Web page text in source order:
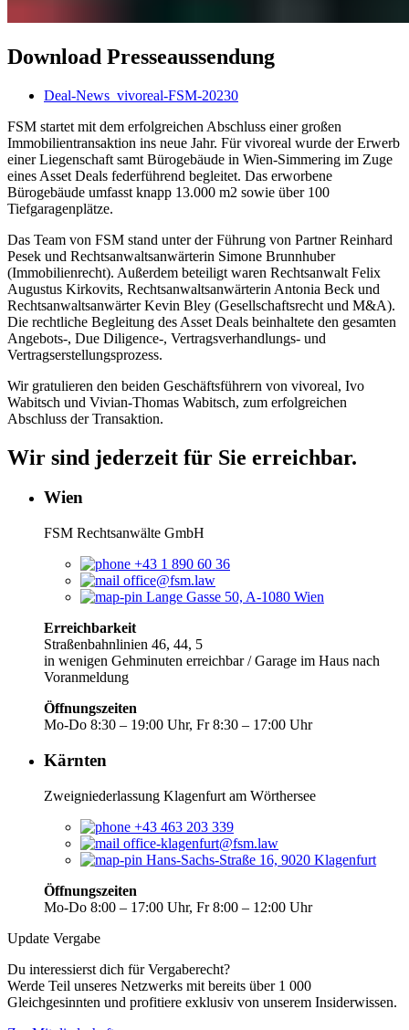
Download Presseaussendung
Deal-News_vivoreal-FSM-20230
FSM startet mit dem erfolgreichen Abschluss einer großen
Immobilientransaktion ins neue Jahr. Für vivoreal wurde der Erwerb
einer Liegenschaft samt Bürogebäude in Wien-Simmering im Zuge
eines Asset Deals federführend begleitet. Das erworbene
Bürogebäude umfasst knapp 13.000 m2 sowie über 100
Tiefgaragenplätze.
Das Team von FSM stand unter der Führung von Partner Reinhard
Pesek und Rechtsanwaltsanwärterin Simone Brunnhuber
(Immobilienrecht). Außerdem beteiligt waren Rechtsanwalt Felix
Augustus Kirkovits, Rechtsanwaltsanwärterin Antonia Beck und
Rechtsanwaltsanwärter Kevin Bley (Gesellschaftsrecht und M&A).
Die rechtliche Begleitung des Asset Deals beinhaltete den gesamten
Angebots-, Due Diligence-, Vertragsverhandlungs- und
Vertragserstellungsprozess.
Wir gratulieren den beiden Geschäftsführern von vivoreal, Ivo
Wabitsch und Vivian-Thomas Wabitsch, zum erfolgreichen
Abschluss der Transaktion.
Wir sind jederzeit für Sie erreichbar.
Wien
FSM Rechtsanwälte GmbH
+43 1 890 60 36
office@fsm.law
Lange Gasse 50, A-1080 Wien
Erreichbarkeit
Straßenbahnlinien 46, 44, 5
in wenigen Gehminuten erreichbar / Garage im Haus nach
Voranmeldung
Öffnungszeiten
Mo-Do 8:30 – 19:00 Uhr, Fr 8:30 – 17:00 Uhr
Kärnten
Zweigniederlassung Klagenfurt am Wörthersee
+43 463 203 339
office-klagenfurt@fsm.law
Hans-Sachs-Straße 16, 9020 Klagenfurt
Öffnungszeiten
Mo-Do 8:00 – 17:00 Uhr, Fr 8:00 – 12:00 Uhr
Update Vergabe
Du interessierst dich für Vergaberecht?
Werde Teil unseres Netzwerks mit bereits über 1 000
Gleichgesinnten und profitiere exklusiv von unserem Insiderwissen.